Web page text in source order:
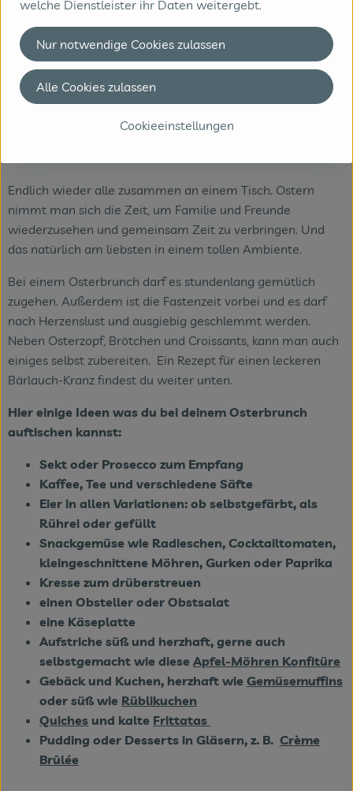
Endlich wieder alle zusammen an einem Tisch. Ostern
nimmt man sich die Zeit, um Familie und Freunde
wiederzusehen und gemeinsam Zeit zu verbringen. Und
das natürlich am liebsten in einem tollen Ambiente.
Bei einem Osterbrunch darf es stundenlang gemütlich
zugehen. Außerdem ist die Fastenzeit vorbei und es darf
nach Herzenslust und ausgiebig geschlemmt werden.
Neben Osterzopf, Brötchen und Croissants, kann man auch
einiges selbst zubereiten. Ein Rezept für einen leckeren
Bärlauch-Kranz findest du weiter unten.
Hier einige Ideen was du bei deinem Osterbrunch
auftischen kannst:
Sekt oder Prosecco zum Empfang
Kaffee, Tee und verschiedene Säfte
Eier in allen Variationen: ob selbstgefärbt, als
Rührei oder gefüllt
Snackgemüse wie Radieschen, Cocktailtomaten,
kleingeschnittene Möhren, Gurken oder Paprika
Kresse zum drüberstreuen
einen Obsteller oder Obstsalat
eine Käseplatte
Aufstriche süß und herzhaft, gerne auch
selbstgemacht wie diese Apfel-Möhren Konfitüre
Gebäck und Kuchen, herzhaft wie Gemüsemuffins
oder süß wie Rüblikuchen
Quiches und kalte Frittatas
Pudding oder Desserts in Gläsern, z. B. Crème
Brûlée
welche Dienstleister ihr Daten weitergebt.
Cookieeinstellungen
Nur notwendige Cookies zulassen
Alle Cookies zulassen